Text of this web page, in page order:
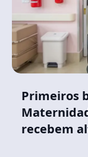
Primeiros
recebem